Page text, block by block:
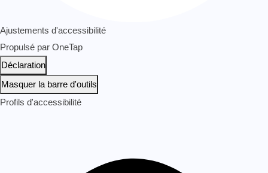
Ajustements d'accessibilité
Propulsé par OneTap
Déclaration
Masquer la barre d'outils
Profils d'accessibilité